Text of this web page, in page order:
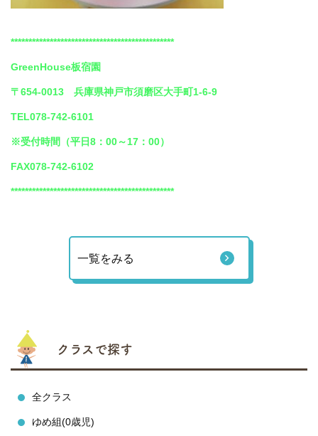
クラスで探す
全クラス
ゆめ組(0歳児)
**********************************************
GreenHouse板宿園
〒654-0013 兵庫県神戸市須磨区大手町1-6-9
TEL078-742-6101
※受付時間（平日8：00～17：00）
FAX078-742-6102
**********************************************
一覧をみる